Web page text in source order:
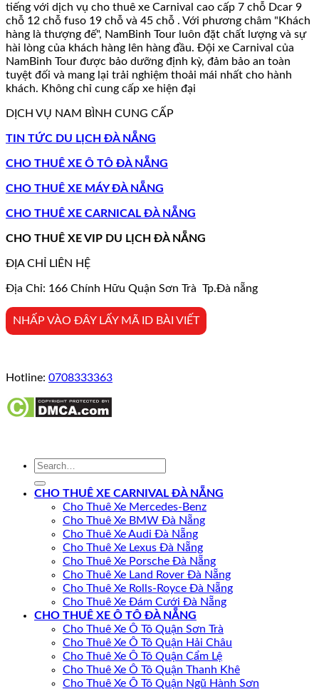
tiếng với dịch vụ cho thuê xe Carnival cao cấp 7 chỗ Dcar 9
chỗ 12 chỗ fuso 19 chỗ và 45 chỗ . Với phương châm "Khách
hàng là thượng đế", NamBinh Tour luôn đặt chất lượng và sự
hài lòng của khách hàng lên hàng đầu. Đội xe Carnival của
NamBinh Tour được bảo dưỡng định kỳ, đảm bảo an toàn
tuyệt đối và mang lại trải nghiệm thoải mái nhất cho hành
khách. Không chỉ cung cấp xe hiện đại
DỊCH VỤ NAM BÌNH CUNG CẤP
TIN TỨC DU LỊCH ĐÀ NẴNG
CHO THUÊ XE Ô TÔ ĐÀ NẴNG
CHO THUÊ XE MÁY ĐÀ NẴNG
CHO THUÊ XE CARNICAL ĐÀ NẴNG
CHO THUÊ XE VIP DU LỊCH ĐÀ NẴNG
ĐỊA CHỈ LIÊN HỆ
Địa Chỉ: 166 Chính Hữu Quận Sơn Trà Tp.Đà nẵng
NHẤP VÀO ĐÂY LẤY MÃ ID BÀI VIẾT
Hotline: 0708333363
CHO THUÊ XE CARNIVAL ĐÀ NẴNG
Cho Thuê Xe Mercedes-Benz
Cho Thuê Xe BMW Đà Nẵng
Cho Thuê Xe Audi Đà Nẵng
Cho Thuê Xe Lexus Đà Nẵng
Cho Thuê Xe Porsche Đà Nẵng
Cho Thuê Xe Land Rover Đà Nẵng
Cho Thuê Xe Rolls-Royce Đà Nẵng
Cho Thuê Xe Đám Cưới Đà Nẵng
CHO THUÊ XE Ô TÔ ĐÀ NẴNG
Cho Thuê Xe Ô Tô Quận Sơn Trà
Cho Thuê Xe Ô Tô Quận Hải Châu
Cho Thuê Xe Ô Tô Quận Cẩm Lệ
Cho Thuê Xe Ô Tô Quận Thanh Khê
Cho Thuê Xe Ô Tô Quận Ngũ Hành Sơn